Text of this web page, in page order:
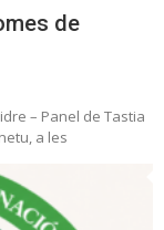
de
– Panel de Tastia
a les